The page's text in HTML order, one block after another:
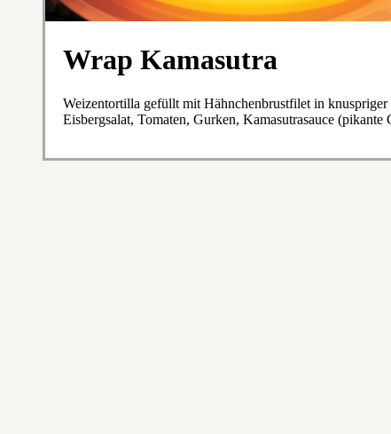
Wrap Kamasutra
Weizentortilla gefüllt mit Hähnchenbrustfilet in knuspriger
Eisbergsalat, Tomaten, Gurken, Kamasutrasauce